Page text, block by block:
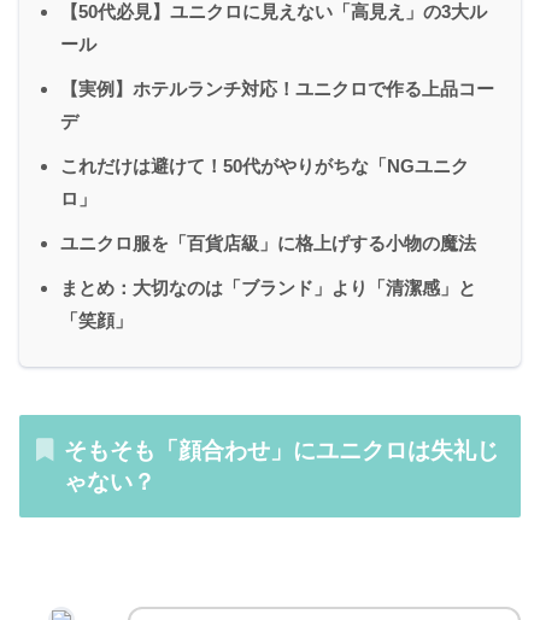
【50代必見】ユニクロに見えない「高見え」の3大ル
ール
【実例】ホテルランチ対応！ユニクロで作る上品コー
デ
これだけは避けて！50代がやりがちな「NGユニク
ロ」
ユニクロ服を「百貨店級」に格上げする小物の魔法
まとめ：大切なのは「ブランド」より「清潔感」と
「笑顔」
そもそも「顔合わせ」にユニクロは失礼じ
ゃない？